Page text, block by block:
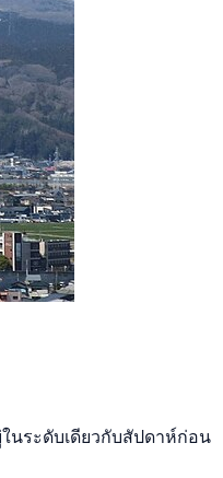
นระดับเดียวกับสัปดาห์ก่อน